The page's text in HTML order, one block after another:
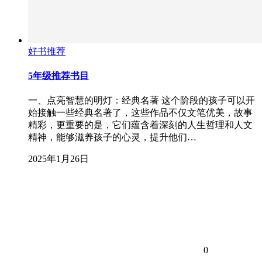
好书推荐
5年级推荐书目
一、点亮智慧的明灯：经典名著 这个阶段的孩子可以开
始接触一些经典名著了，这些作品不仅文笔优美，故事
精彩，更重要的是，它们蕴含着深刻的人生哲理和人文
精神，能够滋养孩子的心灵，提升他们…
2025年1月26日
0